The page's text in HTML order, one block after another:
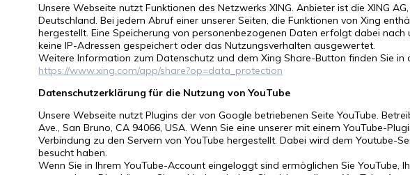
Unsere Webseite nutzt Funktionen des Netzwerks XING. Anbieter ist die XING
Deutschland. Bei jedem Abruf einer unserer Seiten, die Funktionen von Xing
hergestellt. Eine Speicherung von personenbezogenen Daten erfolgt dabei nach
keine IP-Adressen gespeichert oder das Nutzungsverhalten ausgewertet.
Weitere Information zum Datenschutz und dem Xing Share-Button finden Sie
https://www.xing.com/app/share?op=data_protection
Datenschutzerklärung für die Nutzung von YouTube
Unsere Webseite nutzt Plugins der von Google betriebenen Seite YouTube.
Ave., San Bruno, CA 94066, USA. Wenn Sie eine unserer mit einem YouTube-
Verbindung zu den Servern von YouTube hergestellt. Dabei wird dem Youtube-
besucht haben.
Wenn Sie in Ihrem YouTube-Account eingeloggt sind ermöglichen Sie YouTube,